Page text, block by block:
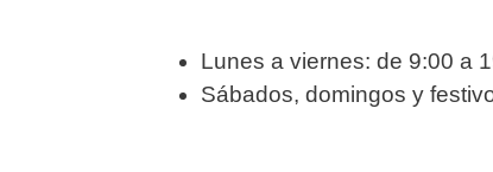
Lunes a viernes: de 9:00 a
Sábados, domingos y